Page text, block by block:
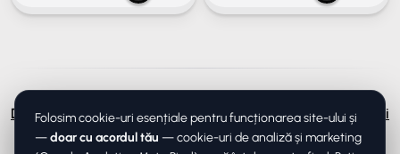
DespreServiciiPrețuriBlogContactConfidențialitateTermeni
DPA (procesarea datelor)Setări cookie-uri
Folosim cookie-uri esențiale pentru funcționarea site-ului și
—doar cu acordul tău — cookie-uri de analiză și marketing
Continuă fără email